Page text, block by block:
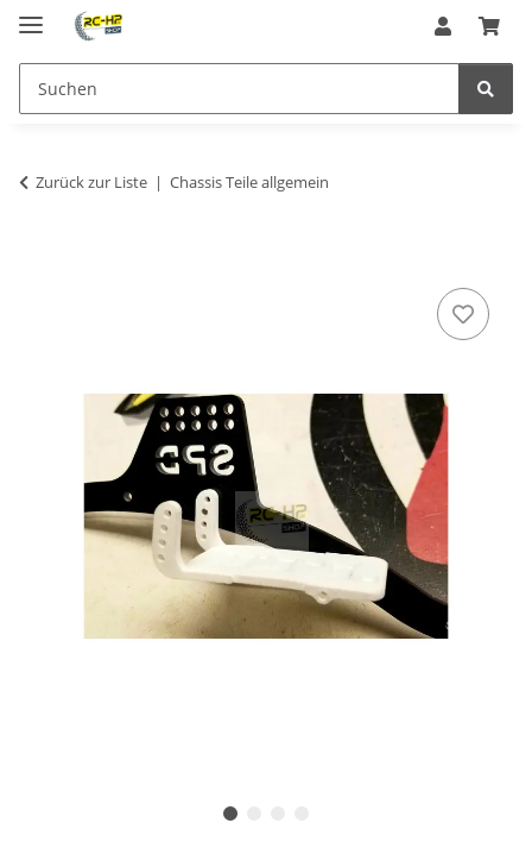
Zurück zur Liste Chassis Teile allgemein